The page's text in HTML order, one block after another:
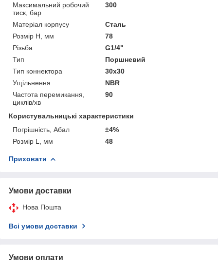
Максимальний робочий
тиск, бар
300
Матеріал корпусу
Сталь
Розмір H, мм
78
Різьба
G1/4"
Тип
Поршневий
Тип коннектора
30x30
Ущільнення
NBR
Частота перемикання,
циклів/хв
90
Користувальницькі характеристики
Погрішність, Абал
±4%
Розмір L, мм
48
Приховати
Умови доставки
Нова Пошта
Всі умови доставки
Умови оплати